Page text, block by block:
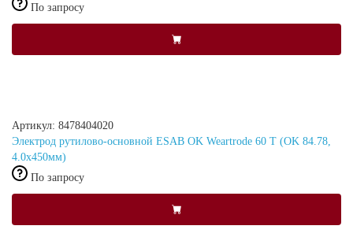
По запросу
Артикул: 8478404020
Электрод рутилово-основной ESAB OK Weartrode 60 T (OK 84.78,
4.0x450мм)
По запросу